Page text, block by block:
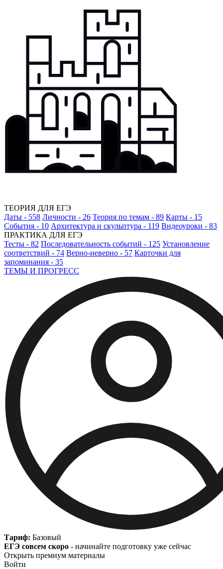
ТЕОРИЯ ДЛЯ ЕГЭ
Даты - 558 Личности - 26 Теория по темам - 89 Карты - 15
События - 10 Архитектура и скульптура - 119 Видеоуроки - 83
ПРАКТИКА ДЛЯ ЕГЭ
Тесты - 82 Последовательность событий - 125 Установление
соответствий - 74 Верно-неверно - 57 Карточки для
запоминания - 35
ТЕМЫ И ПРОГРЕСС
Тариф: Базовый
ЕГЭ совсем скоро - начинайте подготовку уже сейчас
Открыть премиум материалы
Войти